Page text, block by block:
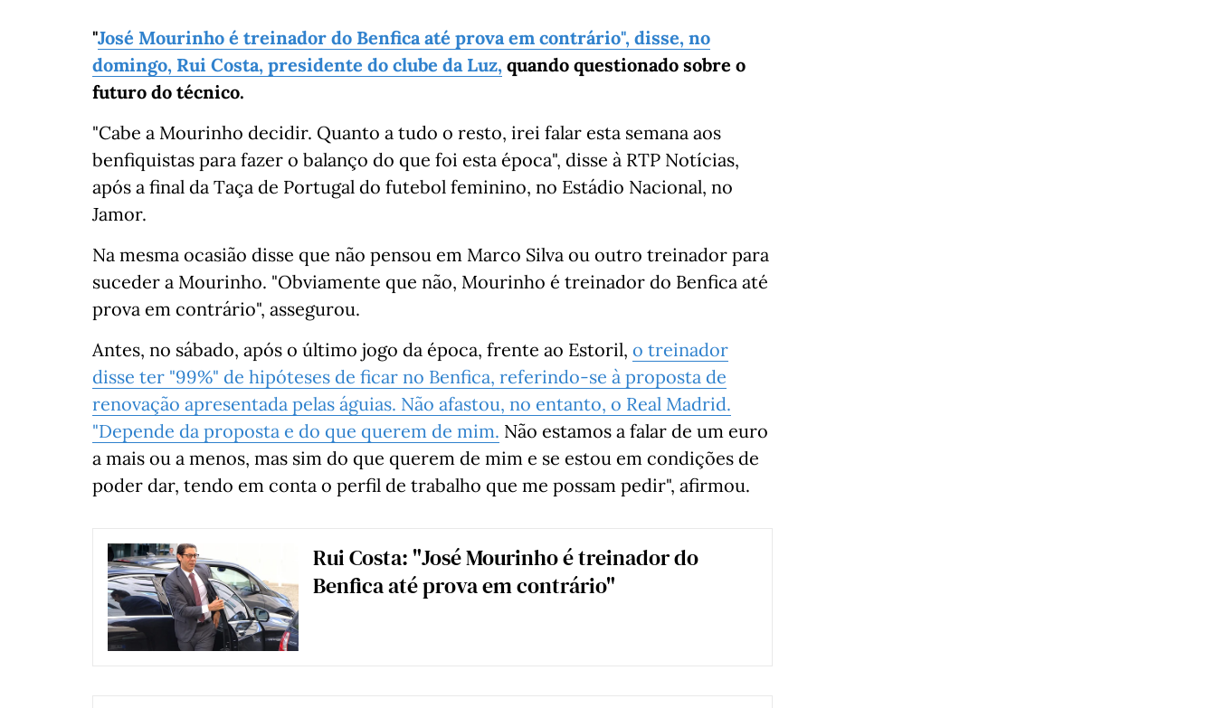
"José Mourinho é treinador do Benfica até prova em contrário", disse, no
domingo, Rui Costa, presidente do clube da Luz, quando questionado sobre o
futuro do técnico.
"Cabe a Mourinho decidir. Quanto a tudo o resto, irei falar esta semana aos
benfiquistas para fazer o balanço do que foi esta época", disse à RTP Notícias,
após a final da Taça de Portugal do futebol feminino, no Estádio Nacional, no
Jamor.
Na mesma ocasião disse que não pensou em Marco Silva ou outro treinador para
suceder a Mourinho. "Obviamente que não, Mourinho é treinador do Benfica até
prova em contrário", assegurou.
Antes, no sábado, após o último jogo da época, frente ao Estoril, o treinador
disse ter "99%" de hipóteses de ficar no Benfica, referindo-se à proposta de
renovação apresentada pelas águias. Não afastou, no entanto, o Real Madrid.
"Depende da proposta e do que querem de mim. Não estamos a falar de um euro
a mais ou a menos, mas sim do que querem de mim e se estou em condições de
poder dar, tendo em conta o perfil de trabalho que me possam pedir", afirmou.
Rui Costa: "José Mourinho é treinador do
Benfica até prova em contrário"